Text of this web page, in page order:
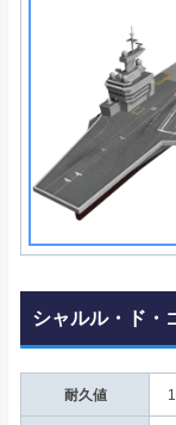
シャルル・ド・
耐久値